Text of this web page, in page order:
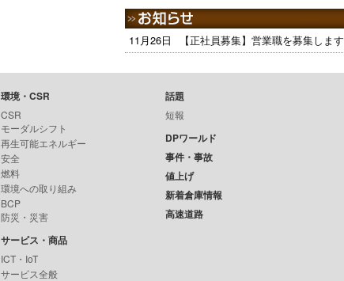
11月26日 【正社員募集】営業職を募集します
環境・CSR
CSR
モーダルシフト
再生可能エネルギー
安全
燃料
環境への取り組み
BCP
防災・災害
サービス・商品
ICT・IoT
サービス全般
話題
短報
DPワールド
事件・事故
値上げ
新着倉庫情報
高速道路